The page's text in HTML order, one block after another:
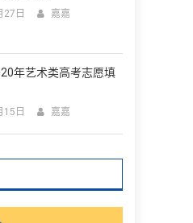
27日 嘉嘉
年艺术类高考志愿填
15日 嘉嘉